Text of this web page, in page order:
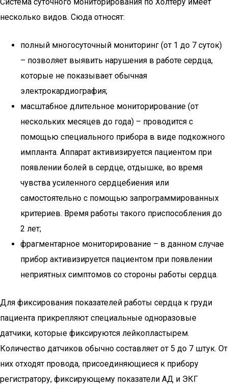
несколько видов. Сюда относят:
полный многосуточный мониторинг (от 1 до 7 суток)
– позволяет выявить нарушения в работе сердца,
которые не показывает обычная
электрокардиография;
масштабное длительное мониторирование (от
нескольких месяцев до года) – проводится с
помощью специального прибора в виде подкожного
импланта. Аппарат активизируется пациентом при
появлении болей в сердце, отдышке, во время
чувства усиленного сердцебиения или
самостоятельно с помощью запрограммированных
критериев. Время работы такого приспособления до
2 лет;
фрагментарное мониторирование – в данном случае
прибор активизируется пациентом при появлении
неприятных симптомов со стороны работы сердца.
Для фиксирования показателей работы сердца к груди
пациента прикрепляют специальные одноразовые
датчики, которые фиксируются лейкопластырем.
Количество датчиков обычно составляет от 5 до 7 штук. От
них отходят провода, присоединяющиеся к прибору
регистратору, фиксирующему показатели АД и ЭКГ